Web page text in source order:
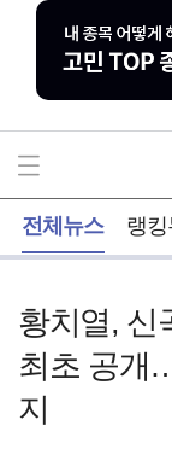
전체뉴스 랭
황치열, 신
최초 공개
지